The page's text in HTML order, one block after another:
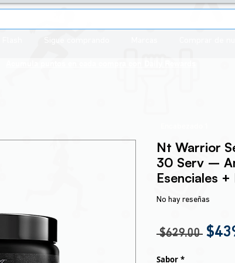
Nt Warrior
30 Serv –
Esenciales
No hay reseñas
$629.00
Sabor *